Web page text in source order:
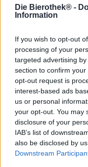
Die Bierothek® -
Information
If you wish to opt-out
processing of your
targeted advertising
section to confirm
opt-out request is
interest-based ads
us or personal
your opt-out. You may
disclosure of your
IAB’s list of
also be disclosed by
Downstream
La birra trappista
prodotta dai monaci
processo di
all’interno del
caratterizzano la
produzione speciale,
(a gennaio 2021)
trappisti.
di roccia, la Belgian
seconda
il gusto speciale della
La Chimay 150
colore dorato chiaro e
bianca. Il profumo